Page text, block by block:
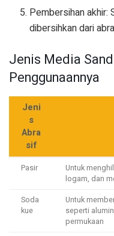
Pembersihan akhir:
dibersihkan dari
Jenis Media
Penggunaannya
Jeni
s
Abra
sif
Pasir
Untuk
logam, dan
Soda
kue
Untuk
seperti
permukaan